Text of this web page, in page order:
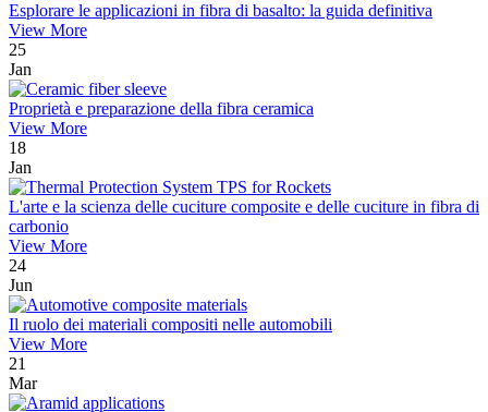
Esplorare le applicazioni in fibra di basalto: la guida definitiva
View More
25
Jan
Proprietà e preparazione della fibra ceramica
View More
18
Jan
L'arte e la scienza delle cuciture composite e delle cuciture in fibra di
carbonio
View More
24
Jun
Il ruolo dei materiali compositi nelle automobili
View More
21
Mar